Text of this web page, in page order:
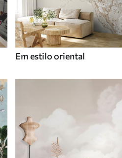
Em estilo oriental